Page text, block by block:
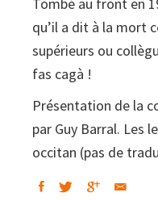
qu’il a dit à la mort
supérieurs ou
fas cagà !
Présentation de la
par Guy Barral. Les
occitan (pas de